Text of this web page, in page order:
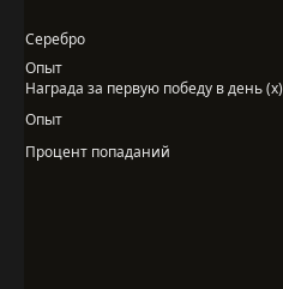
Серебро
Опыт
Награда за первую победу в день (x)
Опыт
Процент попаданий